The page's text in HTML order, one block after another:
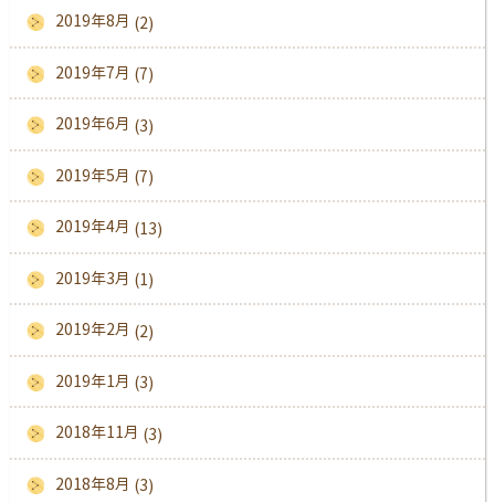
2019年8月 (2)
2019年7月 (7)
2019年6月 (3)
2019年5月 (7)
2019年4月 (13)
2019年3月 (1)
2019年2月 (2)
2019年1月 (3)
2018年11月 (3)
2018年8月 (3)